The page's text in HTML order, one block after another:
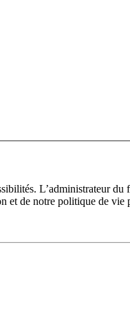
L’administrateur
et de notre politique de